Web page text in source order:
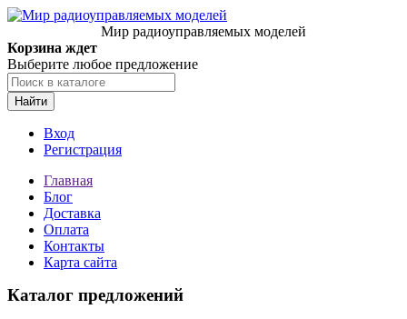
Мир радиоуправляемых моделей
Корзина ждет
Выберите любое предложение
Найти
Вход
Регистрация
Главная
Блог
Доставка
Оплата
Контакты
Карта сайта
Каталог предложений